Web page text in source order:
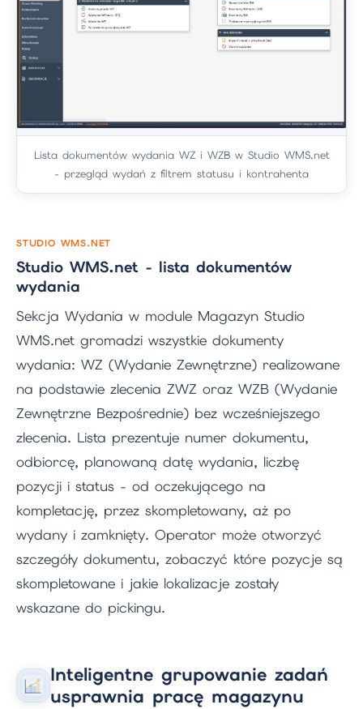
Lista dokumentów wydania WZ i WZB w Studio WMS.net
- przegląd wydań z filtrem statusu i kontrahenta
STUDIO WMS.NET
Studio WMS.net - lista dokumentów
wydania
Sekcja Wydania w module Magazyn Studio
WMS.net gromadzi wszystkie dokumenty
wydania: WZ (Wydanie Zewnętrzne) realizowane
na podstawie zlecenia ZWZ oraz WZB (Wydanie
Zewnętrzne Bezpośrednie) bez wcześniejszego
zlecenia. Lista prezentuje numer dokumentu,
odbiorcę, planowaną datę wydania, liczbę
pozycji i status - od oczekującego na
kompletację, przez skompletowany, aż po
wydany i zamknięty. Operator może otworzyć
szczegóły dokumentu, zobaczyć które pozycje są
skompletowane i jakie lokalizacje zostały
wskazane do pickingu.
Inteligentne grupowanie zadań
usprawnia pracę magazynu